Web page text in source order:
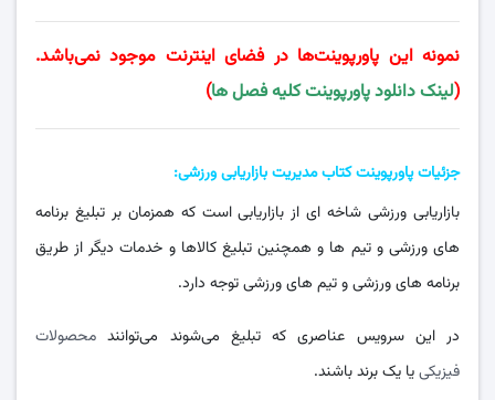
نمونه این پاورپوینت‌ها در فضای اینترنت موجود نمی‌باشد.
(لینک دانلود پاورپوینت کلیه فصل ها)
جزئیات پاورپوینت کتاب مدیریت بازاریابی ورزشی:
بازاریابی ورزشی شاخه‌ ای از بازاریابی است که همزمان بر تبلیغ برنامه‌
های ورزشی و تیم‌ ها و همچنین تبلیغ کالاها و خدمات دیگر از طریق
برنامه‌ های ورزشی و تیم‌ های ورزشی توجه دارد.
در این سرویس عناصری که تبلیغ می‌شوند می‌توانند محصولات
فیزیکییا یک برند باشند.